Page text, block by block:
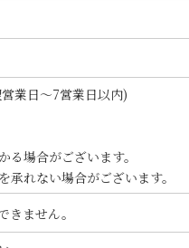
業日～7営業日以内)
場合がございます。
れない場合がございます。
きません。